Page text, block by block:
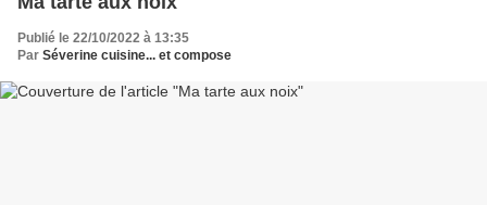
Publié le 22/10/2022 à 13:35
Par Séverine cuisine... et compose